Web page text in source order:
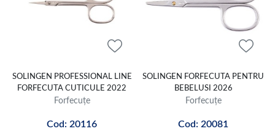
SOLINGEN PROFESSIONAL LINE
FORFECUTA CUTICULE 2022
Forfecuțe
Cod: 20116
SOLINGEN FORFECUTA PENTRU
BEBELUSI 2026
Forfecuțe
Cod: 20081